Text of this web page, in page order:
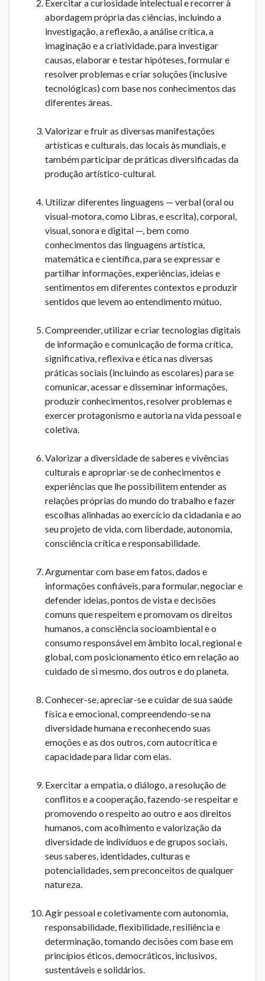
Exercitar a curiosidade intelectual e recorrer à
abordagem própria das ciências, incluindo a
investigação, a reflexão, a análise crítica, a
imaginação e a criatividade, para investigar
causas, elaborar e testar hipóteses, formular e
resolver problemas e criar soluções (inclusive
tecnológicas) com base nos conhecimentos das
diferentes áreas.
Valorizar e fruir as diversas manifestações
artísticas e culturais, das locais às mundiais, e
também participar de práticas diversificadas da
produção artístico-cultural.
Utilizar diferentes linguagens — verbal (oral ou
visual-motora, como Libras, e escrita), corporal,
visual, sonora e digital —, bem como
conhecimentos das linguagens artística,
matemática e científica, para se expressar e
partilhar informações, experiências, ideias e
sentimentos em diferentes contextos e produzir
sentidos que levem ao entendimento mútuo.
Compreender, utilizar e criar tecnologias digitais
de informação e comunicação de forma crítica,
significativa, reflexiva e ética nas diversas
práticas sociais (incluindo as escolares) para se
comunicar, acessar e disseminar informações,
produzir conhecimentos, resolver problemas e
exercer protagonismo e autoria na vida pessoal e
coletiva.
Valorizar a diversidade de saberes e vivências
culturais e apropriar-se de conhecimentos e
experiências que lhe possibilitem entender as
relações próprias do mundo do trabalho e fazer
escolhas alinhadas ao exercício da cidadania e ao
seu projeto de vida, com liberdade, autonomia,
consciência crítica e responsabilidade.
Argumentar com base em fatos, dados e
informações confiáveis, para formular, negociar e
defender ideias, pontos de vista e decisões
comuns que respeitem e promovam os direitos
humanos, a consciência socioambiental e o
consumo responsável em âmbito local, regional e
global, com posicionamento ético em relação ao
cuidado de si mesmo, dos outros e do planeta.
Conhecer-se, apreciar-se e cuidar de sua saúde
física e emocional, compreendendo-se na
diversidade humana e reconhecendo suas
emoções e as dos outros, com autocrítica e
capacidade para lidar com elas.
Exercitar a empatia, o diálogo, a resolução de
conflitos e a cooperação, fazendo-se respeitar e
promovendo o respeito ao outro e aos direitos
humanos, com acolhimento e valorização da
diversidade de indivíduos e de grupos sociais,
seus saberes, identidades, culturas e
potencialidades, sem preconceitos de qualquer
natureza.
Agir pessoal e coletivamente com autonomia,
responsabilidade, flexibilidade, resiliência e
determinação, tomando decisões com base em
princípios éticos, democráticos, inclusivos,
sustentáveis e solidários.